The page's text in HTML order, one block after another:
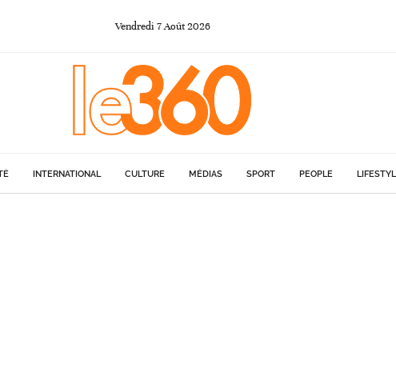
Vendredi 7Août 2026
INTERNATIONAL CULTURE MÉDIAS SPORT PEOPLE